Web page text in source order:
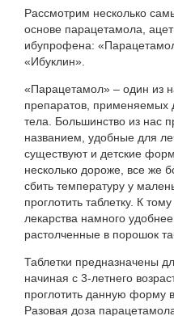
Рассмотрим несколько
основе парацетамола,
ибупрофена:
«Ибуклин».
«Парацетамол» – один из
препаратов, применяемых
тела. Большинство из нас
названием, удобные для
существуют и детские
несколько дороже, все же
сбить температуру у
проглотить таблетку. К
лекарства намного
растолченные в порошок
Таблетки предназначены
начиная с 3-летнего
проглотить данную форму
Разовая доза